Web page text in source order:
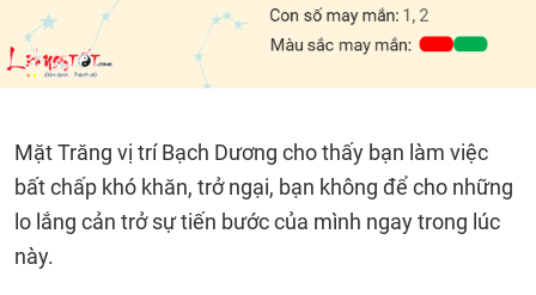
Mặt Trăng vị trí Bạch Dương cho thấy bạn làm việc
bất chấp khó khăn, trở ngại, bạn không để cho những
lo lắng cản trở sự tiến bước của mình ngay trong lúc
này.